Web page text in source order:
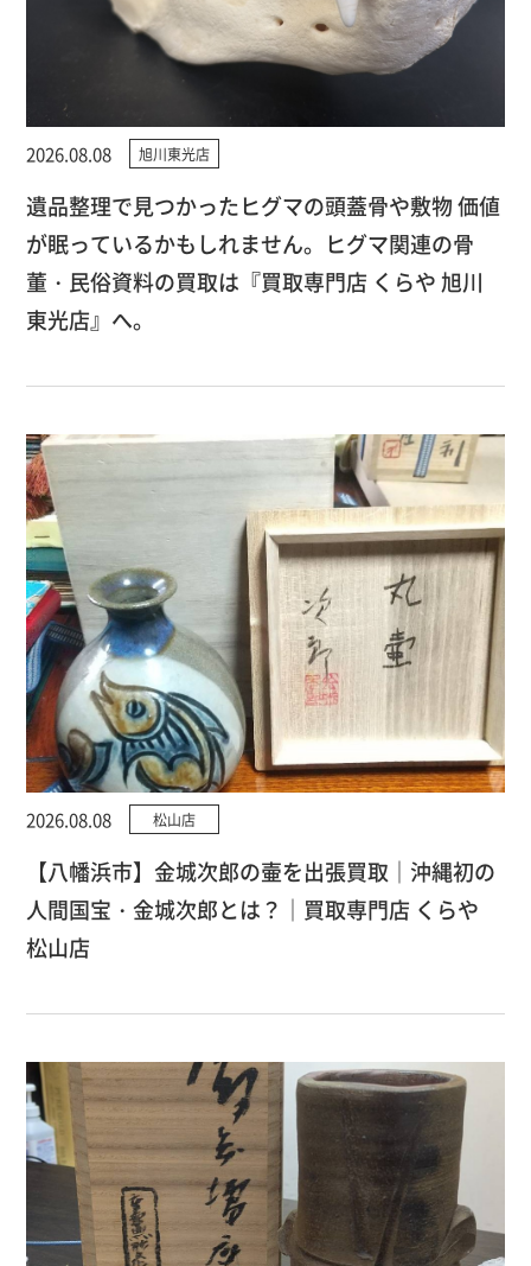
2026.08.08 旭川東光店
遺品整理で見つかったヒグマの頭蓋骨や敷物 価値
が眠っているかもしれません。ヒグマ関連の骨
董・民俗資料の買取は『買取専門店 くらや 旭川
東光店』へ。
2026.08.08 松山店
【八幡浜市】金城次郎の壷を出張買取｜沖縄初の
人間国宝・金城次郎とは？｜買取専門店 くらや
松山店